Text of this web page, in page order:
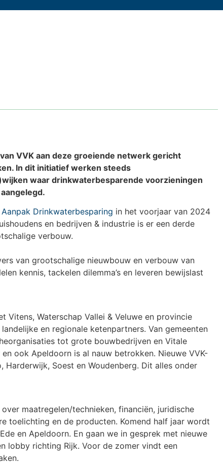
VVK aan deze groeiende netwerk gericht
In dit initiatief werken steeds
waar drinkwaterbesparende voorzieningen
Drinkwaterbesparing in het voorjaar van 2024
en bedrijven & industrie is er een derde
verbouw.
van grootschalige nieuwbouw en verbouw van
kennis, tackelen dilemma’s en leveren bewijslast
Waterschap Vallei & Veluwe en provincie
en regionale ketenpartners. Van gemeenten
tot grote bouwbedrijven en Vitale
ook Apeldoorn is al nauw betrokken. Nieuwe VVK-
Soest en Woudenberg. Dit alles onder
maatregelen/technieken, financiën, juridische
toelichting en de producten. Komend half jaar wordt
en Apeldoorn. En gaan we in gesprek met nieuwe
lobby richting Rijk. Voor de zomer vindt een